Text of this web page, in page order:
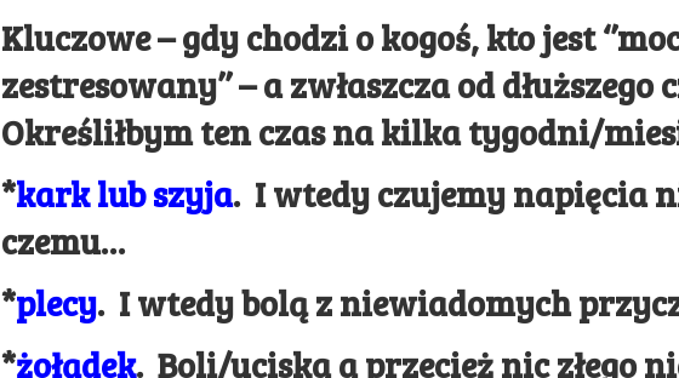
Kluczowe – gdy chodzi o kogoś, kto jest
zestresowany’’ – a zwłaszcza od dłuższego
Określiłbym ten czas na kilka tygodni/
*kark lub szyja. I wtedy czujemy napięcia
czemu…
*plecy. I wtedy bolą z niewiadomych
*żołądek. Boli/uciska a przecież nic złego